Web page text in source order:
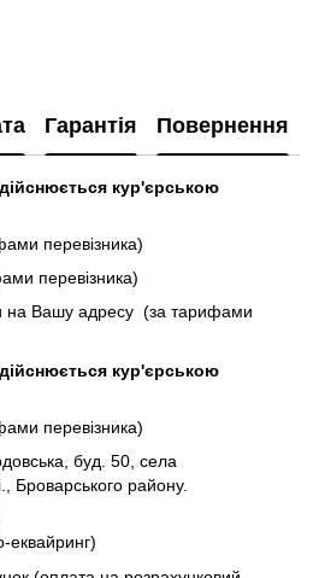
Гарантія Повернення
кур'єрською
перевізника)
перевізника)
на Вашу адресу (за тарифами
кур'єрською
перевізника)
буд. 50, села
Броварського району.